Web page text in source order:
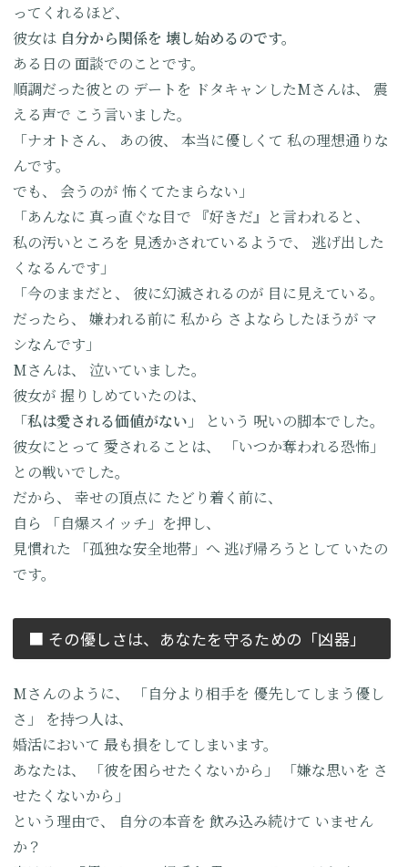
ってくれるほど、
彼女は 自分から関係を 壊し始めるのです。
ある日の 面談でのことです。
順調だった彼との デートを ドタキャンしたMさんは、
震
える声で こう言いました。
「ナオトさん、
あの彼、 本当に優しくて 私の理想通りな
んです。
でも、
会うのが 怖くてたまらない」
「あんなに 真っ直ぐな目で
『好きだ』と言われると、
私の汚いところを 見透かされているようで、
逃げ出した
くなるんです」
「今のままだと、
彼に幻滅されるのが 目に見えている。
だったら、
嫌われる前に 私から さよならしたほうが マ
シなんです」
Mさんは、
泣いていました。
彼女が 握りしめていたのは、
「私は愛される価値がない」
という 呪いの脚本でした。
彼女にとって 愛されることは、
「いつか奪われる恐怖」
との戦いでした。
だから、
幸せの頂点に たどり着く前に、
自ら
「自爆スイッチ」を押し、
見慣れた
「孤独な安全地帯」へ 逃げ帰ろうとして いたの
です。
■ その優しさは、 あなたを守るための「凶器」
Mさんのように、 「自分より相手を 優先してしまう優し
さ」
を持つ人は、
婚活において 最も損をしてしまいます。
あなたは、
「彼を困らせたくないから」 「嫌な思いを さ
せたくないから」
という理由で、
自分の本音を 飲み込み続けて いません
か？